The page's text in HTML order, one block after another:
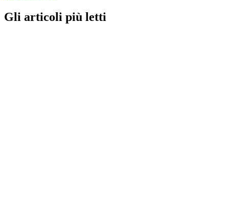
Gli articoli più letti